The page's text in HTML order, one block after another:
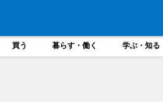
買う 暮らす・働く 学ぶ・知る